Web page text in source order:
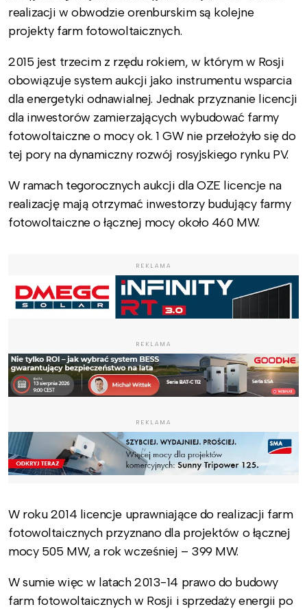
realizacji w obwodzie orenburskim są kolejne
projekty farm fotowoltaicznych.
2015 jest trzecim z rzędu rokiem, w którym w Rosji
obowiązuje system aukcji jako instrumentu wsparcia
dla energetyki odnawialnej. Jednak przyznanie licencji
dla inwestorów zamierzających wybudować farmy
fotowoltaiczne o mocy ok. 1 GW nie przełożyło się do
tej pory na dynamiczny rozwój rosyjskiego rynku PV.
W ramach tegorocznych aukcji dla OZE licencje na
realizację mają otrzymać inwestorzy budujący farmy
fotowoltaiczne o łącznej mocy około 460 MW.
REKLAMA
REKLAMA
REKLAMA
W roku 2014 licencje uprawniające do realizacji farm
fotowoltaicznych przyznano dla projektów o łącznej
mocy 505 MW, a rok wcześniej – 399 MW.
W sumie więc w latach 2013-14 prawo do budowy
farm fotowoltaicznych w Rosji i sprzedaży energii po